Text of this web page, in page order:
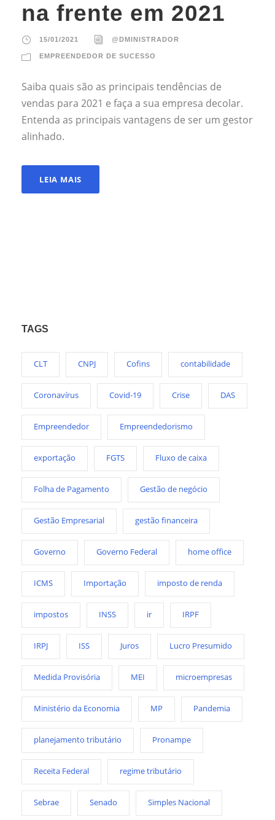
na frente em 2021
15/01/2021 @DMINISTRADOR
EMPREENDEDOR DE SUCESSO
Saiba quais são as principais tendências de
vendas para 2021 e faça a sua empresa decolar.
Entenda as principais vantagens de ser um gestor
alinhado.
LEIA MAIS
TAGS
CLT CNPJ Cofins contabilidade
Coronavírus Covid-19 Crise DAS
Empreendedor Empreendedorismo
exportação FGTS Fluxo de caixa
Folha de Pagamento Gestão de negócio
Gestão Empresarial gestão financeira
Governo Governo Federal home office
ICMS Importação imposto de renda
impostos INSS ir IRPF
IRPJ ISS Juros Lucro Presumido
Medida Provisória MEI microempresas
Ministério da Economia MP Pandemia
planejamento tributário Pronampe
Receita Federal regime tributário
Sebrae Senado Simples Nacional